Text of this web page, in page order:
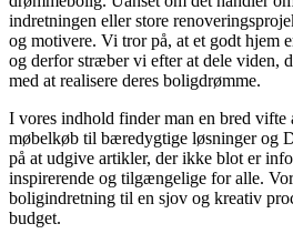
indretningen eller store
og motivere. Vi tror på, at et godt hjem
og derfor stræber vi efter at dele viden,
med at realisere deres boligdrømme.
I vores indhold finder man en bred vifte
møbelkøb til bæredygtige løsninger og
på at udgive artikler, der ikke blot er
inspirerende og tilgængelige for alle.
boligindretning til en sjov og kreativ
budget.